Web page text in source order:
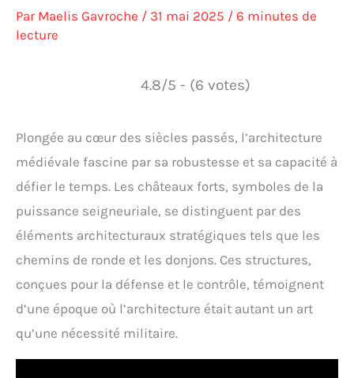
Par Maelis Gavroche / 31 mai 2025 / 6 minutes de
lecture
4.8/5 - (6 votes)
Plongée au cœur des siècles passés, l’architecture
médiévale fascine par sa robustesse et sa capacité à
défier le temps. Les châteaux forts, symboles de la
puissance seigneuriale, se distinguent par des
éléments architecturaux stratégiques tels que les
chemins de ronde et les donjons. Ces structures,
conçues pour la défense et le contrôle, témoignent
d’une époque où l’architecture était autant un art
qu’une nécessité militaire.